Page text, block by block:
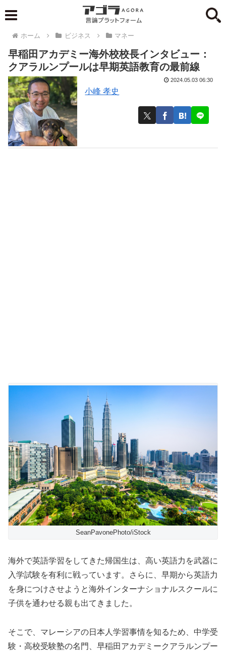
ホーム ビジネス マネー
早稲田アカデミー海外校校長インタビュー：
クアラルンプールは早期英語教育の最前線
小峰 孝史
2024.05.03 06:30
SeanPavonePhoto/iStock
海外で英語学習をしてきた帰国生は、高い英語力を武器に
入学試験を有利に戦っています。さらに、早期から英語力
を身につけさせようと海外インターナショナルスクールに
子供を通わせる親も出てきました。
そこで、マレーシアの日本人学習事情を知るため、中学受
験・高校受験塾の名門、早稲田アカデミークアラルンプー